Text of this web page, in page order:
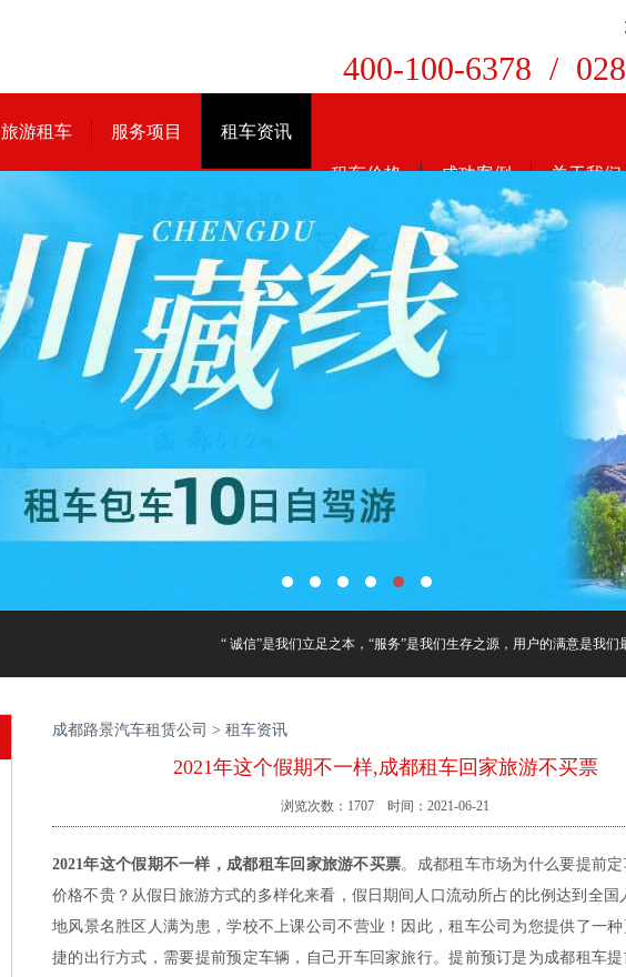
400-100-6378 /
旅游租车 服务项目 租车资讯
租车价格 成功案例 关于我们
“ 诚信”是我们立足之本，“服务”是我们生存之源，用户的满意是我们最
成都路景汽车租赁公司 > 租车资讯
2021年这个假期不一样,成都租车回家旅游不买票
浏览次数： 1707 时间：2021-06-21
2021年这个假期不一样，成都租车回家旅游不买票。成都租车市场为什么要提前
价格不贵？从假日旅游方式的多样化来看，假日期间人口流动所占的比例达到全国
地风景名胜区人满为患，学校不上课公司不营业！因此，租车公司为您提供了一
捷的出行方式，需要提前预定车辆，自己开车回家旅行。提前预订是为成都租车提